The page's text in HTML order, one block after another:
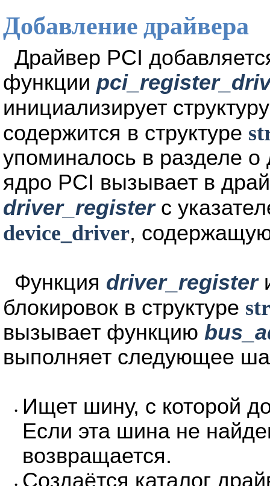
Добавление драйвера
Драйвер PCI
функции
инициализирует
содержится в структуре
упоминалось в разделе о
ядро PCI вызывает в
driver_registerс
device_driver,
Функция driver_register
блокировок в структуре
вызывает функцию
выполняет следующее
•
Ищет шину, с которой
Если эта шина не
возвращается.
Создаётся каталог